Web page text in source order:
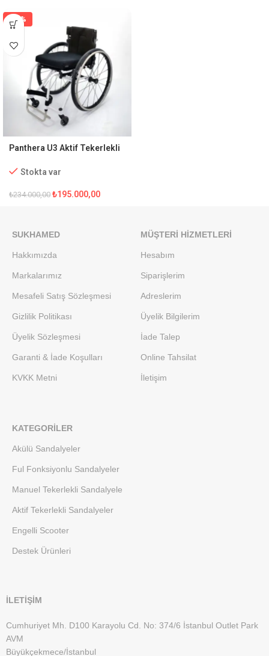
-17%
Panthera U3 Aktif Tekerlekli
Stokta var
₺234.000,00 ₺195.000,00
SUKHAMED
Hakkımızda
Markalarımız
Mesafeli Satış Sözleşmesi
Gizlilik Politikası
Üyelik Sözleşmesi
Garanti & İade Koşulları
KVKK Metni
MÜŞTERI HIZMETLERI
Hesabım
Siparişlerim
Adreslerim
Üyelik Bilgilerim
İade Talep
Online Tahsilat
İletişim
KATEGORILER
Akülü Sandalyeler
Ful Fonksiyonlu Sandalyeler
Manuel Tekerlekli Sandalyele
Aktif Tekerlekli Sandalyeler
Engelli Scooter
Destek Ürünleri
İLETİŞİM
Cumhuriyet Mh. D100 Karayolu Cd. No: 374/6 İstanbul Outlet Park
AVM
Büyükçekmece/İstanbul